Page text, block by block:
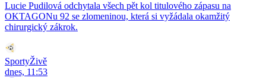
Lucie Pudilová odchytala všech pět kol titulového zápasu na
OKTAGONu 92 se zlomeninou, která si vyžádala okamžitý
chirurgický zákrok.
SportyŽivě
dnes, 11:53